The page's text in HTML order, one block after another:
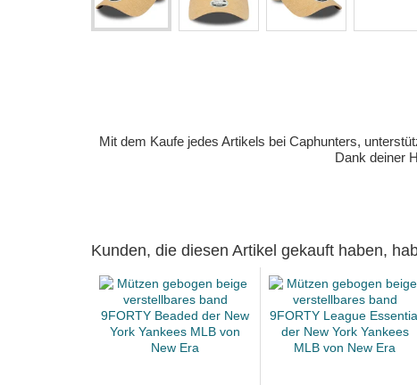
Mit dem Kaufe jedes Artikels bei Caphunters,
Dank deiner
Kunden, die diesen Artikel gekauft haben,